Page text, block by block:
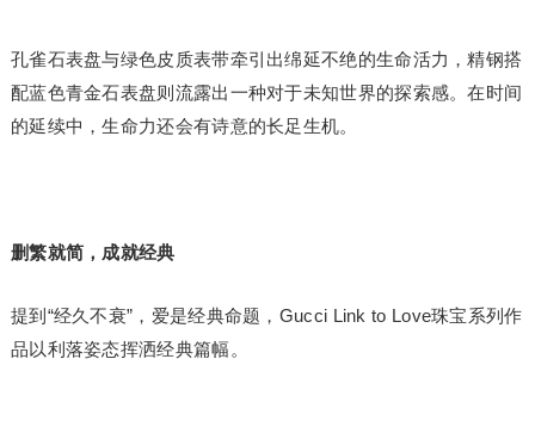
孔雀石表盘与绿色皮质表带牵引出绵延不绝的生命活力，精钢搭
配蓝色青金石表盘则流露出一种对于未知世界的探索感。在时间
的延续中，生命力还会有诗意的长足生机。
删繁就简，成就经典
提到“经久不衰”，爱是经典命题，Gucci Link to Love珠宝系列作
品以利落姿态挥洒经典篇幅。